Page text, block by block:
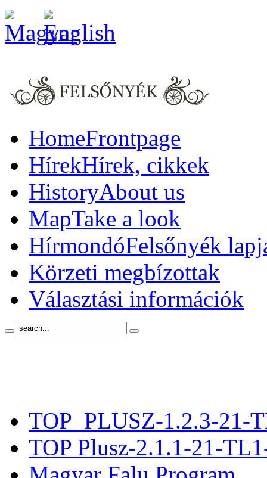
HomeFrontpage
HírekHírek, cikkek
HistoryAbout us
MapTake a look
HírmondóFelsőnyék
Körzeti megbízottak
Választási információk
TOP_PLUSZ-1.2.3-21-
TOP Plusz-2.1.1-21-